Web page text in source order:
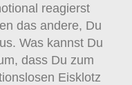
reagierst
das andere, Du
Was kannst Du
dass Du zum
Eisklotz